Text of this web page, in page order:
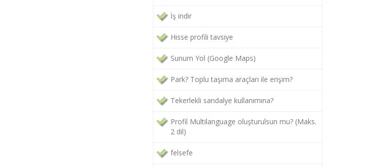
İş indir
Hisse profili tavsiye
Sunum Yol (Google Maps)
Park? Toplu taşıma araçları ile erişim?
Tekerlekli sandalye kullanımına?
Profil Multilanguage oluşturulsun mu? (Maks.
2 dil)
felsefe